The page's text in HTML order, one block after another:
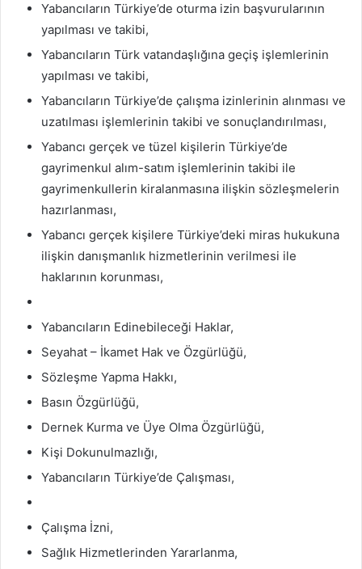
Yabancıların Türkiye’de oturma izin başvurularının
yapılması ve takibi,
Yabancıların Türk vatandaşlığına geçiş işlemlerinin
yapılması ve takibi,
Yabancıların Türkiye’de çalışma izinlerinin alınması ve
uzatılması işlemlerinin takibi ve sonuçlandırılması,
Yabancı gerçek ve tüzel kişilerin Türkiye’de
gayrimenkul alım-satım işlemlerinin takibi ile
gayrimenkullerin kiralanmasına ilişkin sözleşmelerin
hazırlanması,
Yabancı gerçek kişilere Türkiye’deki miras hukukuna
ilişkin danışmanlık hizmetlerinin verilmesi ile
haklarının korunması,
Yabancıların Edinebileceği Haklar,
Seyahat – İkamet Hak ve Özgürlüğü,
Sözleşme Yapma Hakkı,
Basın Özgürlüğü,
Dernek Kurma ve Üye Olma Özgürlüğü,
Kişi Dokunulmazlığı,
Yabancıların Türkiye’de Çalışması,
Çalışma İzni,
Sağlık Hizmetlerinden Yararlanma,